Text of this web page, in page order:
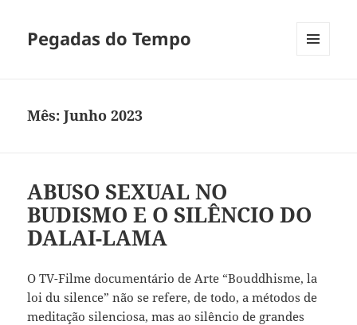
Pegadas do Tempo
Mês:Junho 2023
ABUSO SEXUAL NO
BUDISMO E O SILÊNCIO DO
DALAI-LAMA
O TV-Filme documentário de Arte “Bouddhisme, la
loi du silence” não se refere, de todo, a métodos de
meditação silenciosa, mas ao silêncio de grandes